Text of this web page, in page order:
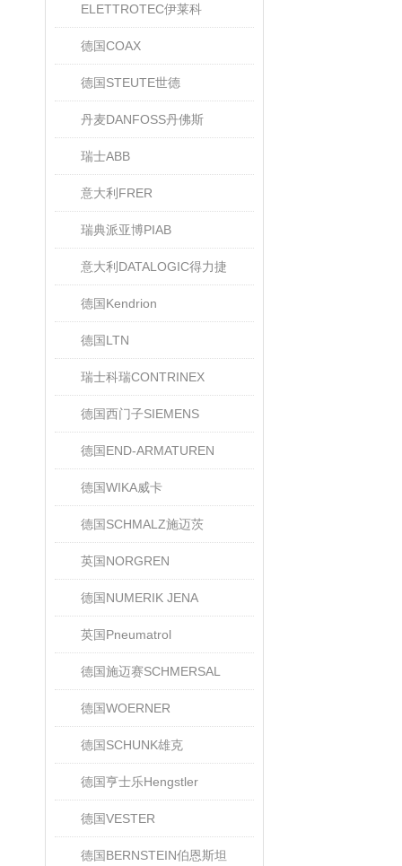
ELETTROTEC伊莱科
德国COAX
德国STEUTE世德
丹麦DANFOSS丹佛斯
瑞士ABB
意大利FRER
瑞典派亚博PIAB
意大利DATALOGIC得力捷
德国Kendrion
德国LTN
瑞士科瑞CONTRINEX
德国西门子SIEMENS
德国END-ARMATUREN
德国WIKA威卡
德国SCHMALZ施迈茨
英国NORGREN
德国NUMERIK JENA
英国Pneumatrol
德国施迈赛SCHMERSAL
德国WOERNER
德国SCHUNK雄克
德国亨士乐Hengstler
德国VESTER
德国BERNSTEIN伯恩斯坦